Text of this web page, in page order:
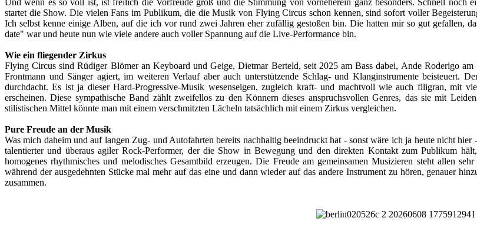
Und wenn es so voll ist, ist freilich die Vorfreude groß und die Stimmung von vorneherein ganz besonders. Schnell noch
startet die Show. Die vielen Fans im Publikum, die die Musik von Flying Circus schon kennen, sind sofort voller
Ich selbst kenne einige Alben, auf die ich vor rund zwei Jahren eher zufällig gestoßen bin. Die hatten mir so gut gefallen,
date" war und heute nun wie viele andere auch voller Spannung auf die Live-Performance bin.
Wie ein fliegender Zirkus
Flying Circus sind Rüdiger Blömer an Keyboard und Geige, Dietmar Berteld, seit 2025 am Bass dabei, Ande Roderigo
Frontmann und Sänger agiert, im weiteren Verlauf aber auch unterstützende Schlag- und Klanginstrumente beisteuert.
durchdacht. Es ist ja dieser Hard-Progressive-Musik wesenseigen, zugleich kraft- und machtvoll wie auch filigran, mit
erscheinen. Diese sympathische Band zählt zweifellos zu den Könnern dieses anspruchsvollen Genres, das sie mit
stilistischen Mittel könnte man mit einem verschmitzten Lächeln tatsächlich mit einem Zirkus vergleichen.
Pure Freude an der Musik
Was mich daheim und auf langen Zug- und Autofahrten bereits nachhaltig beeindruckt hat - sonst wäre ich ja heute nicht
talentierter und überaus agiler Rock-Performer, der die Show in Bewegung und den direkten Kontakt zum Publikum
homogenes rhythmisches und melodisches Gesamtbild erzeugen. Die Freude am gemeinsamen Musizieren steht allen
während der ausgedehnten Stücke mal mehr auf das eine und dann wieder auf das andere Instrument zu hören, genauer
zusammen.